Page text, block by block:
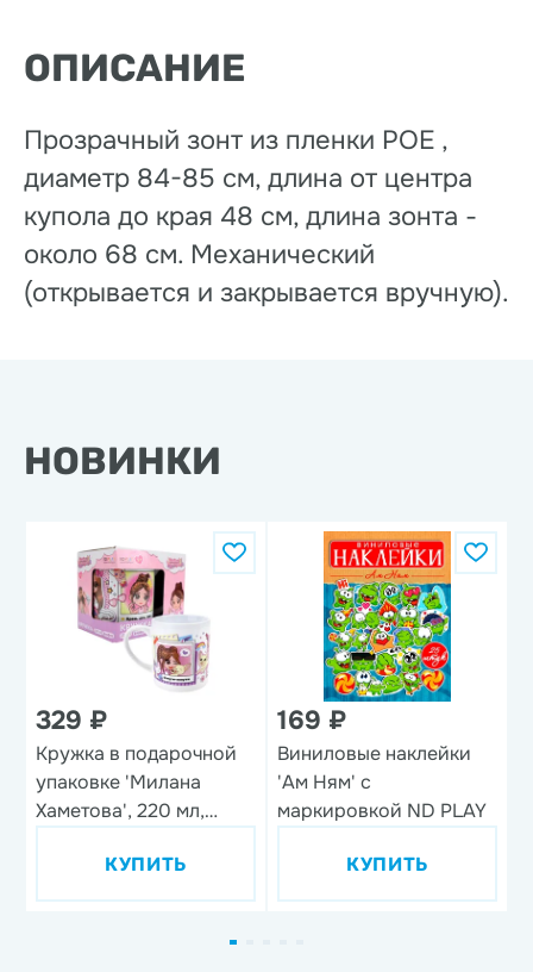
ОПИСАНИЕ
Прозрачный зонт из пленки РОЕ ,
диаметр 84-85 см, длина от центра
купола до края 48 см, длина зонта -
около 68 см. Механический
(открывается и закрывается вручную).
НОВИНКИ
329 ₽
Кружка в подарочной
упаковке 'Милана
Хаметова', 220 мл,
КУПИТЬ
169 ₽
Виниловые наклейки
'Ам Ням' с
маркировкой ND PLAY
КУПИТЬ